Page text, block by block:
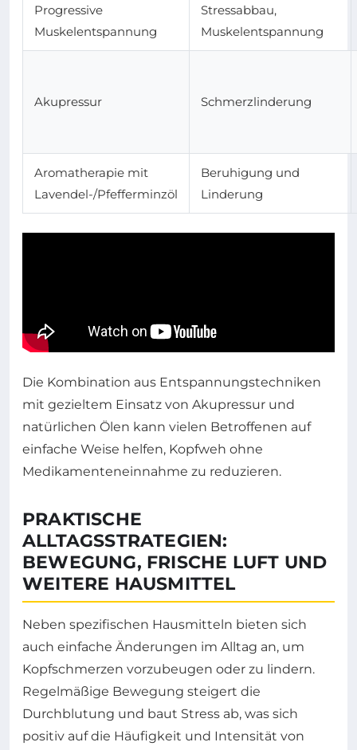
Progressive
Muskelentspannung
Stressabbau,
Muskelentspannung
Akupressur Schmerzlinderung
Aromatherapie mit
Lavendel-/Pfefferminzöl
Beruhigung und
Linderung
Die Kombination aus Entspannungstechniken
mit gezieltem Einsatz von Akupressur und
natürlichen Ölen kann vielen Betroffenen auf
einfache Weise helfen, Kopfweh ohne
Medikamenteneinnahme zu reduzieren.
PRAKTISCHE
ALLTAGSSTRATEGIEN:
BEWEGUNG, FRISCHE LUFT UND
WEITERE HAUSMITTEL
Neben spezifischen Hausmitteln bieten sich
auch einfache Änderungen im Alltag an, um
Kopfschmerzen vorzubeugen oder zu lindern.
Regelmäßige Bewegung steigert die
Durchblutung und baut Stress ab, was sich
positiv auf die Häufigkeit und Intensität von